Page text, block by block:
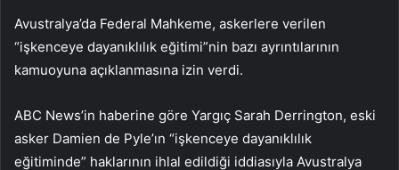
Avustralya’da Federal Mahkeme, askerlere verilen
“işkenceye dayanıklılık eğitimi”nin bazı ayrıntılarının
kamuoyuna açıklanmasına izin verdi.
ABC News’in haberine göre Yargıç Sarah Derrington, eski
asker Damien de Pyle’ın “işkenceye dayanıklılık
eğitiminde” haklarının ihlal edildiği iddiasıyla Avustralya